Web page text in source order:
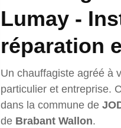
Lumay -
réparation
Un chauffagiste agréé à
particulier et entreprise.
dans la commune de
de Brabant Wallon.